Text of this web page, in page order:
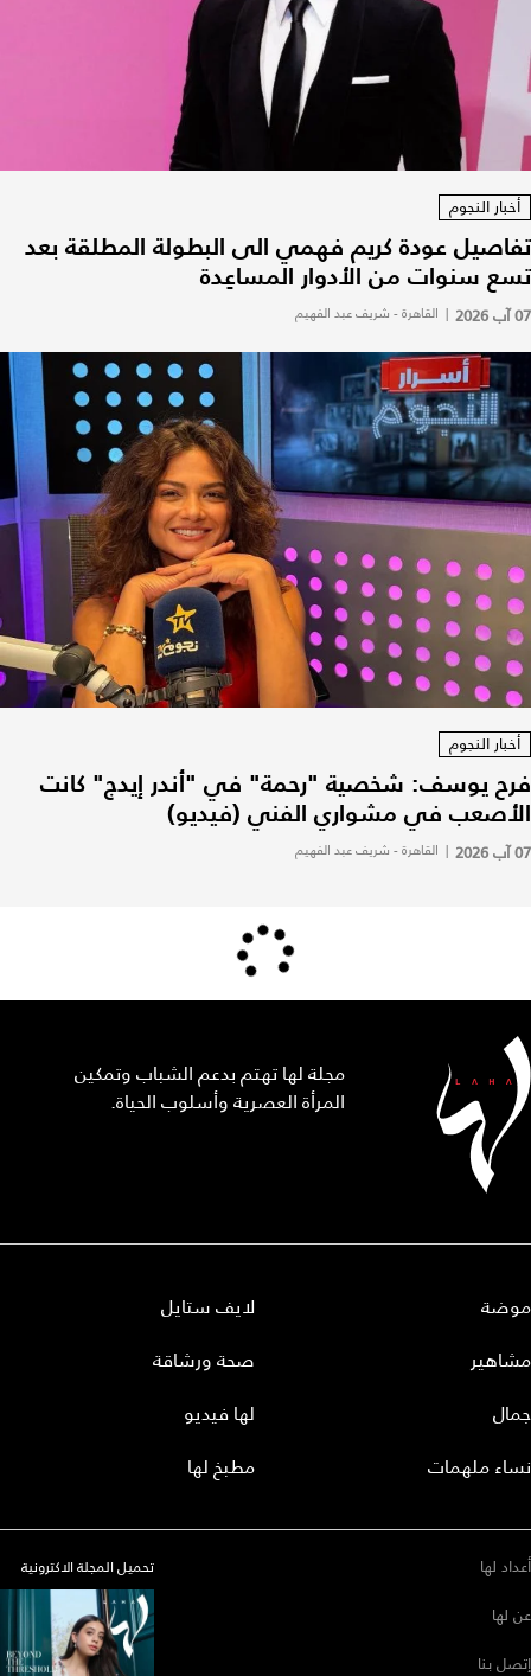
أخبار النجوم
تفاصيل عودة كريم فهمي الى البطولة المطلقة بعد
تسع سنوات من الأدوار المساعِدة
07 آب 2026 | القاهرة - شريف عبد الفهيم
أخبار النجوم
فرح يوسف: شخصية "رحمة" في "أندر إيدج" كانت
الأصعب في مشواري الفني (فيديو)
07 آب 2026 | القاهرة - شريف عبد الفهيم
مجلة لها تهتم بدعم الشباب وتمكين
المرأة العصرية وأسلوب الحياة.
موضة
مشاهير
جمال
نساء ملهمات
لايف ستايل
صحة ورشاقة
لها فيديو
مطبخ لها
أعداد لها
عن لها
إتصل بنا
تحميل المجلة الاكترونية